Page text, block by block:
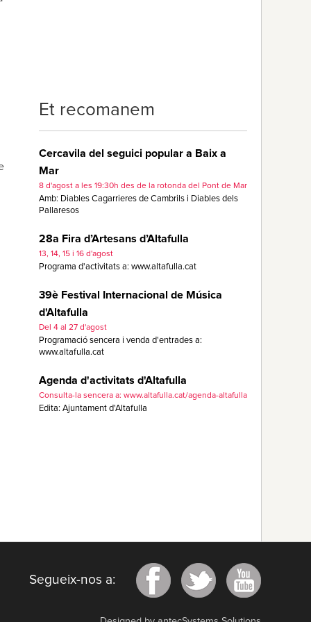
Et recomanem
Cercavila del seguici popular a Baix a
Mar
8 d'agost a les 19:30h des de la rotonda del Pont de Mar
Amb: Diables Cagarrieres de Cambrils i Diables dels
Pallaresos
28a Fira d’Artesans d’Altafulla
13, 14, 15 i 16 d'agost
Programa d'activitats a: www.altafulla.cat
39è Festival Internacional de Música
d'Altafulla
Del 4 al 27 d'agost
Programació sencera i venda d'entrades a:
www.altafulla.cat
Agenda d'activitats d'Altafulla
Consulta-la sencera a: www.altafulla.cat/agenda-altafulla
Edita: Ajuntament d'Altafulla
Segueix-nos a: